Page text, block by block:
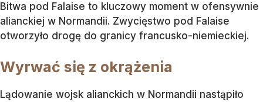
Bitwa pod Falaise to kluczowy moment w ofensywnie
alianckiej w Normandii. Zwycięstwo pod Falaise
otworzyło drogę do granicy francusko-niemieckiej.
Wyrwać się z okrążenia
Lądowanie wojsk alianckich w Normandii nastąpiło